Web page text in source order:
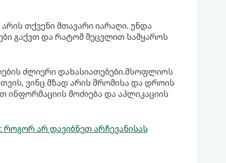
თქვენი მთავარი იარაღი. უნდა
გაქვთ და რატომ შეცვლით სამყაროს
ძლიერი დახასიათებები.მსოფლიოს
ვინც მზად არის შრომისა და დროის
მოძიება და აპლიკაციის
როგორ არ დავიბნეთ არჩევანისას